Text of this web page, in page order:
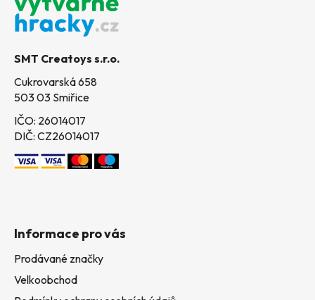
SMT Creatoys s.r.o.
Cukrovarská 658
503 03 Smiřice
IČO: 26014017
DIČ: CZ26014017
Informace pro vás
Prodávané značky
Velkoobchod